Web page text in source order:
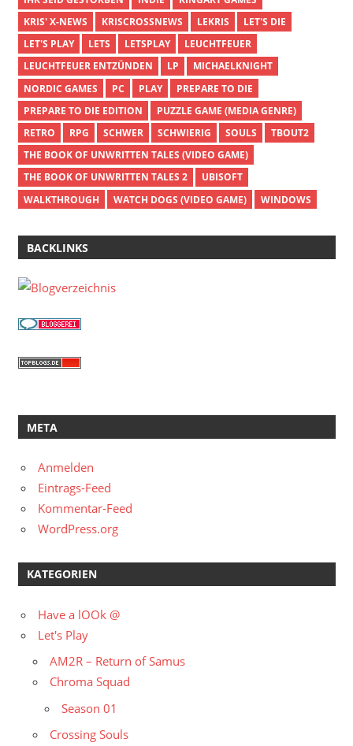
KRIS' X-NEWS
KRISCROSSNEWS LEKRIS
LET'S DIE
LET'S PLAY
LETS LETSPLAY
LEUCHTFEUER
LEUCHTFEUER ENTZÜNDEN
LP
MICHAELKNIGHT
NORDIC GAMES
PC PLAY
PREPARE TO DIE
PREPARE TO DIE EDITION
PUZZLE GAME (MEDIA GENRE)
RETRO
RPG SCHWER SCHWIERIG SOULS
TBOUT2
THE BOOK OF UNWRITTEN TALES (VIDEO GAME)
THE BOOK OF UNWRITTEN TALES 2
UBISOFT
WALKTHROUGH
WATCH DOGS (VIDEO GAME) WINDOWS
BACKLINKS
META
Anmelden
Eintrags-Feed
Kommentar-Feed
WordPress.org
KATEGORIEN
Have a lOOk @
Let's Play
AM2R – Return of Samus
Chroma Squad
Season 01
Crossing Souls